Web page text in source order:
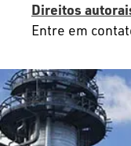
Direitos
Entre em